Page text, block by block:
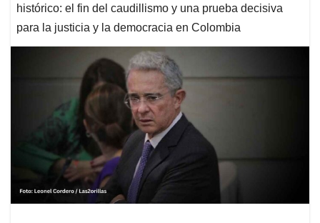
histórico: el fin del caudillismo y una prueba decisiva
para la justicia y la democracia en Colombia